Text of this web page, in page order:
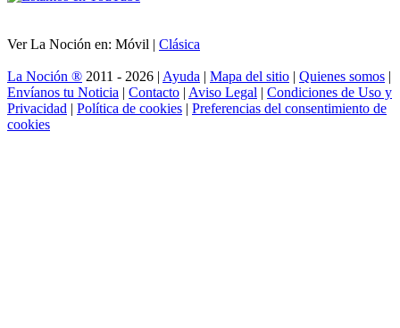
Ver La Noción en: Móvil | Clásica
La Noción ® 2011 - 2026 | Ayuda | Mapa del sitio | Quienes somos |
Envíanos tu Noticia | Contacto | Aviso Legal | Condiciones de Uso y
Privacidad | Política de cookies | Preferencias del consentimiento de
cookies